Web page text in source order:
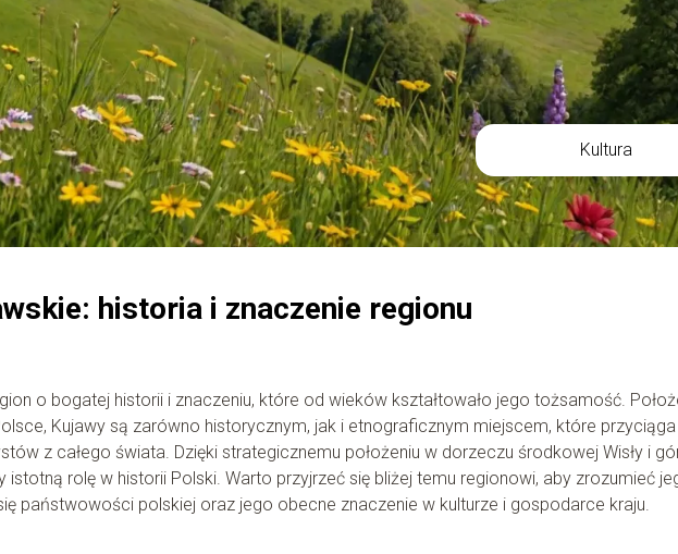
Kultura
historia i znaczenie regionu
o bogatej historii i znaczeniu, które od wieków kształtowało jego tożsamość.
Kujawy są zarówno historycznym, jak i etnograficznym miejscem, które przyciąga
z całego świata. Dzięki strategicznemu położeniu w dorzeczu środkowej Wisły i
istotną rolę w historii Polski. Warto przyjrzeć się bliżej temu regionowi, aby zrozumieć
państwowości polskiej oraz jego obecne znaczenie w kulturze i gospodarce kraju.